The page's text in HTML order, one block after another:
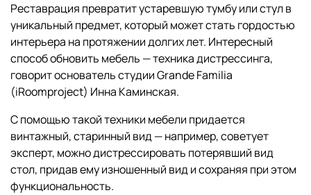
Реставрация превратит устаревшую тумбу или стул в
уникальный предмет, который может стать гордостью
интерьера на протяжении долгих лет. Интересный
способ обновить мебель — техника дистрессинга,
говорит основатель студии Grande Familia
(iRoomproject) Инна Каминская.
С помощью такой техники мебели придается
винтажный, старинный вид — например, советует
эксперт, можно дистрессировать потерявший вид
стол, придав ему изношенный вид и сохраняя при этом
функциональность.